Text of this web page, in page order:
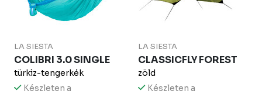
LA SIESTA
COLIBRI 3.0 SINGLE
türkiz-tengerkék
Készleten a
LA SIESTA
CLASSICFLY FOREST
zöld
Készleten a